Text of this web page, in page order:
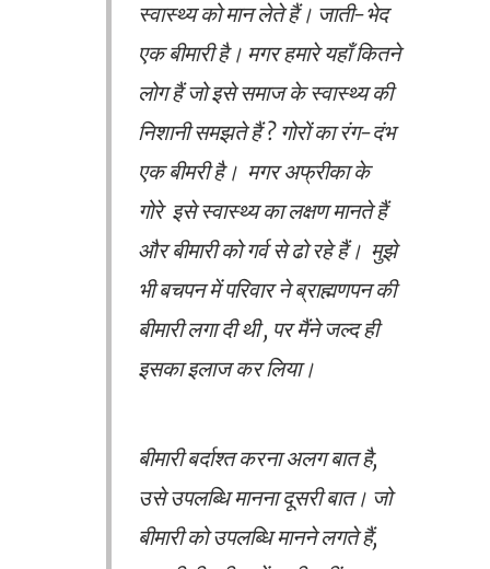
स्वास्थ्य को मान लेते हैं। जाती-भेद
एक बीमारी है। मगर हमारे यहाँ कितने
लोग हैं जो इसे समाज के स्वास्थ्य की
निशानी समझते हैं ? गोरों का रंग-दंभ
एक बीमरी है। मगर अफ्रीका के
गोरे इसे स्वास्थ्य का लक्षण मानते हैं
और बीमारी को गर्व से ढो रहे हैं। मुझे
भी बचपन में परिवार ने ब्राह्मणपन की
बीमारी लगा दी थी , पर मैंने जल्द ही
इसका इलाज कर लिया।
बीमारी बर्दाश्त करना अलग बात है,
उसे उपलब्धि मानना दूसरी बात। जो
बीमारी को उपलब्धि मानने लगते हैं,